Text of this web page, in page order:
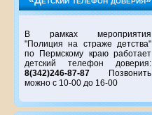
В рамках мероприятия
"Полиция на страже детства"
по Пермскому краю работает
детский телефон доверия:
8(342)246-87-87 Позвонить
можно с 10-00 до 16-00